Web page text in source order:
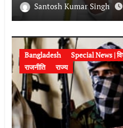
Santosh Kumar Singh
Bangladesh Special News |
राजनीति
राज्य